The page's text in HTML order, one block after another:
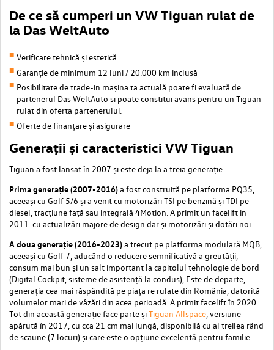
De ce să cumperi un VW Tiguan rulat de
la Das WeltAuto
Verificare tehnică și estetică
Garanție de minimum 12 luni / 20.000 km inclusă
Posibilitate de trade-in mașina ta actuală poate fi evaluată de
partenerul Das WeltAuto si poate constitui avans pentru un Tiguan
rulat din oferta partenerului.
Oferte de finanțare și asigurare
Generații și caracteristici VW Tiguan
Tiguan a fost lansat în 2007 și este deja la a treia generație.
Prima generație (2007-2016)a fost construită pe platforma PQ35,
aceeași cu Golf 5/6 și a venit cu motorizări TSI pe benzină și TDI pe
diesel, tracțiune față sau integrală 4Motion. A primit un facelift in
2011. cu actualizări majore de design dar și motorizări și dotări noi.
A doua generație (2016-2023)a trecut pe platforma modulară MQB,
aceeași cu Golf 7, aducând o reducere semnificativă a greutății,
consum mai bun și un salt important la capitolul tehnologie de bord
(Digital Cockpit, sisteme de asistență la condus), Este de departe,
generația cea mai răspândită pe piața re rulate din România, datorită
volumelor mari de vâzări din acea perioadă. A primit facelift în 2020.
Tot din această generație face parte șiTiguan Allspace, versiune
apărută în 2017, cu cca 21 cm mai lungă, disponibilă cu al treilea rând
de scaune (7 locuri) și care este o opțiune excelentă pentru familie.